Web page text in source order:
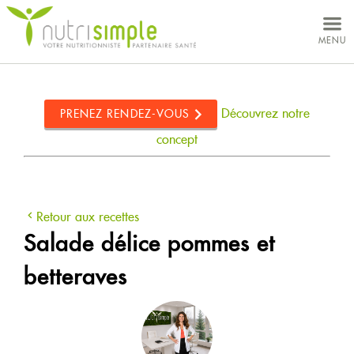
MENU
PRENEZ RENDEZ-VOUS
Découvrez notre
concept
Retour aux recettes
Salade délice pommes et
betteraves
NUTRITIONNISTES
CARRIÈRES